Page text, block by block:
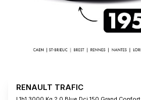
RENAULT TRAFIC